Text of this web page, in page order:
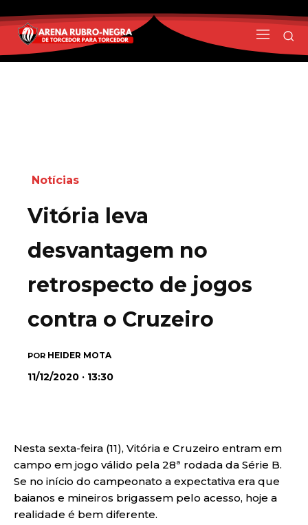
Notícias
Vitória leva
desvantagem no
retrospecto de jogos
contra o Cruzeiro
POR HEIDER MOTA
11/12/2020 · 13:30
Nesta sexta-feira (11), Vitória e Cruzeiro entram em
campo em jogo válido pela 28ª rodada da Série B.
Se no início do campeonato a expectativa era que
baianos e mineiros brigassem pelo acesso, hoje a
realidade é bem diferente.